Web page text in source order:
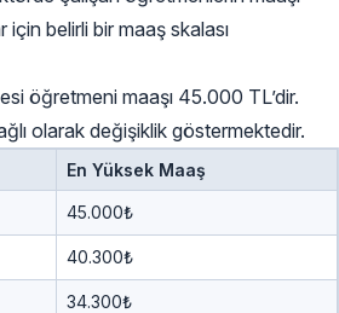
belirli bir maaş skalası
öğretmeni maaşı 45.000 TL’dir.
olarak değişiklik göstermektedir.
En Yüksek Maaş
45.000₺
40.300₺
34.300₺